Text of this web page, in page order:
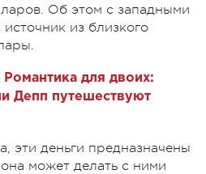
Об этом с западными
из близкого
Романтика для двоих:
Депп путешествуют
эти деньги предназначены
может делать с ними